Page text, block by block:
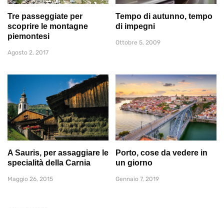
Tre passeggiate per
scoprire le montagne
piemontesi
Agosto 2, 2017
Tempo di autunno, tempo
di impegni
Ottobre 5, 2009
A Sauris, per assaggiare le
specialità della Carnia
Maggio 26, 2015
Porto, cose da vedere in
un giorno
Gennaio 7, 2019